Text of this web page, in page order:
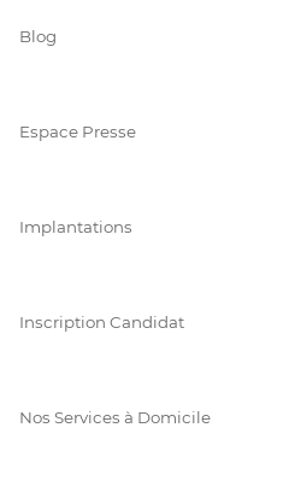
Blog
Espace Presse
Implantations
Inscription Candidat
Nos Services à Domicile